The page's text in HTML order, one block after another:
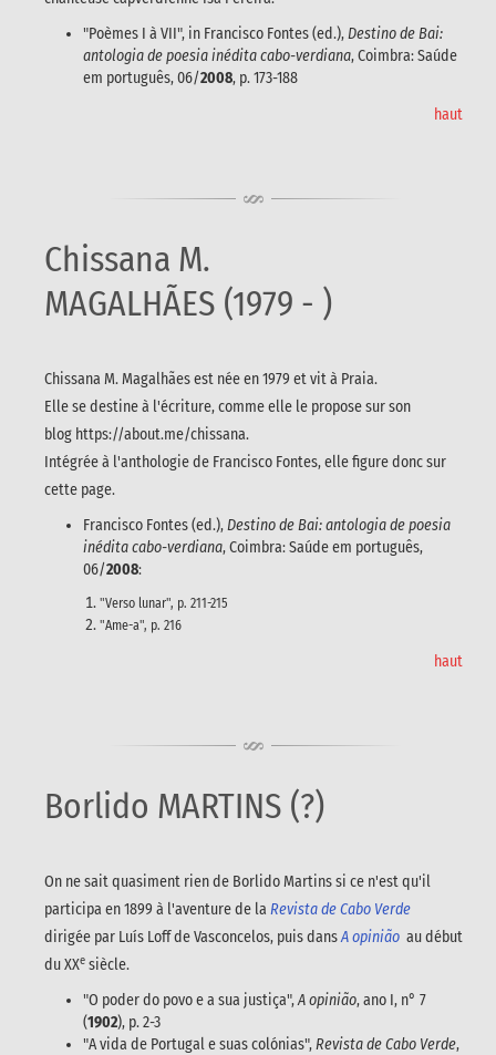
"Poèmes I à VII", in Francisco Fontes (ed.),Destino de Bai:
antologia de poesia inédita cabo-verdiana, Coimbra: Saúde
em português, 06/2008, p. 173-188
haut
Chissana M.
MAGALHÃES (1979 - )
Chissana M. Magalhães est née en 1979 et vit à Praia.
Elle se destine à l'écriture, comme elle le propose sur son
blog https://about.me/chissana.
Intégrée à l'anthologie de Francisco Fontes, elle figure donc sur
cette page.
Francisco Fontes (ed.),Destino de Bai: antologia de poesia
inédita cabo-verdiana, Coimbra: Saúde em português,
06/2008:
"Verso lunar", p. 211-215
"Ame-a", p. 216
haut
Borlido MARTINS (?)
On ne sait quasiment rien de Borlido Martins si ce n'est qu'il
participa en 1899 à l'aventure de la Revista de Cabo Verde
dirigée par Luís Loff de Vasconcelos, puis dansA opinião au début
du XXe siècle.
"O poder do povo e a sua justiça",A opinião, ano I, n° 7
(1902), p. 2-3
"A vida de Portugal e suas colónias",Revista de Cabo Verde,